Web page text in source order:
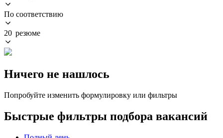
По соответствию
20 резюме
Ничего не нашлось
Попробуйте изменить формулировку или фильтры
Быстрые фильтры подбора вакансий